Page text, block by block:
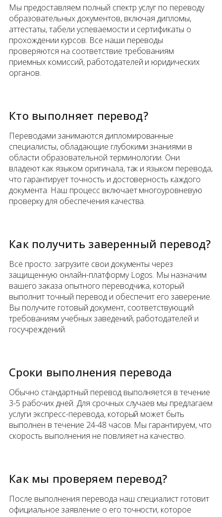
Мы предоставляем полный спектр услуг по переводу
образовательных документов, включая дипломы,
аттестаты, табели успеваемости и сертификаты о
прохождении курсов. Все наши переводы
проверяются на соответствие требованиям
приемных комиссий, работодателей и юридических
органов.
Кто выполняет перевод?
Переводами занимаются дипломированные
специалисты, обладающие глубокими знаниями в
области образовательной терминологии. Они
владеют как языком оригинала, так и языком перевода,
что гарантирует точность и достоверность каждого
документа. Наш процесс включает многоуровневую
проверку для обеспечения качества.
Как получить заверенный перевод?
Всё просто: загрузите свои документы через
защищенную онлайн-платформу Logos. Мы назначим
вашего заказа опытного переводчика, который
выполнит точный перевод и обеспечит его заверение.
Вы получите готовый документ, соответствующий
требованиям учебных заведений, работодателей и
госучреждений.
Сроки выполнения перевода
Обычно стандартный перевод выполняется в течение
3-5 рабочих дней. Для срочных случаев мы предлагаем
услуги экспресс-перевода, который может быть
выполнен в течение 24-48 часов. Мы гарантируем, что
скорость выполнения не повлияет на качество.
Как мы проверяем перевод?
После выполнения перевода наш специалист готовит
официальное заявление о его точности, которое